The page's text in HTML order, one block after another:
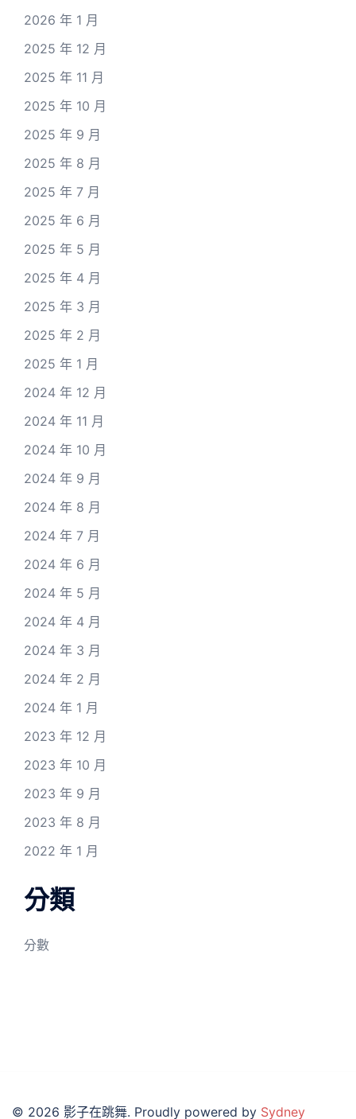
2026 年 1 月
2025 年 12 月
2025 年 11 月
2025 年 10 月
2025 年 9 月
2025 年 8 月
2025 年 7 月
2025 年 6 月
2025 年 5 月
2025 年 4 月
2025 年 3 月
2025 年 2 月
2025 年 1 月
2024 年 12 月
2024 年 11 月
2024 年 10 月
2024 年 9 月
2024 年 8 月
2024 年 7 月
2024 年 6 月
2024 年 5 月
2024 年 4 月
2024 年 3 月
2024 年 2 月
2024 年 1 月
2023 年 12 月
2023 年 10 月
2023 年 9 月
2023 年 8 月
2022 年 1 月
分類
分數
© 2026 影子在跳舞. Proudly powered by Sydney